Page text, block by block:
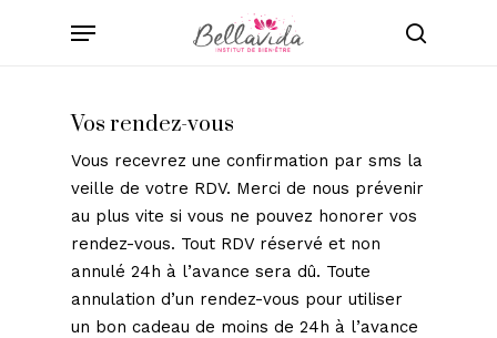
search
Menu
Vos rendez-vous
Vous recevrez une confirmation par sms la
veille de votre RDV. Merci de nous prévenir
au plus vite si vous ne pouvez honorer vos
rendez-vous. Tout RDV réservé et non
annulé 24h à l’avance sera dû. Toute
annulation d’un rendez-vous pour utiliser
un bon cadeau de moins de 24h à l’avance